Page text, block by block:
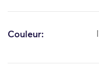
Couleur: